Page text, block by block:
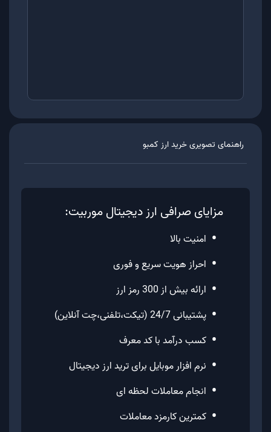
راهنمای تصویری خرید ارز کمبو
مزایای صرافی ارز دیجیتال موربیت:
• امنیت بالا
• احراز هویت سریع و فوری
• ارائه بیش از 300 رمز ارز
• پشتیبانی 24/7 (تیکت،تلفنی،چت آنلاین)
• کسب درآمد با کد معرف
• نرم افزار موبایل برای ترید ارز دیجیتال
• انجام معاملات لحظه ای
• کمترین کارمزد معاملات